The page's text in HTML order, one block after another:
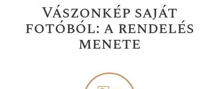
Vászonkép saját
fotóból: a rendelés
menete